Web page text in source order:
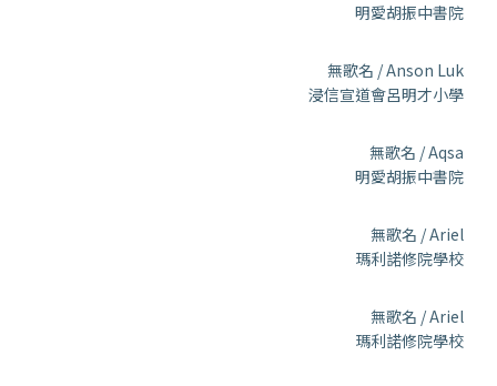
明愛胡振中書院
無歌名 / Anson Luk
浸信宣道會呂明才小學
無歌名 / Aqsa
明愛胡振中書院
無歌名 / Ariel
瑪利諾修院學校
無歌名 / Ariel
瑪利諾修院學校